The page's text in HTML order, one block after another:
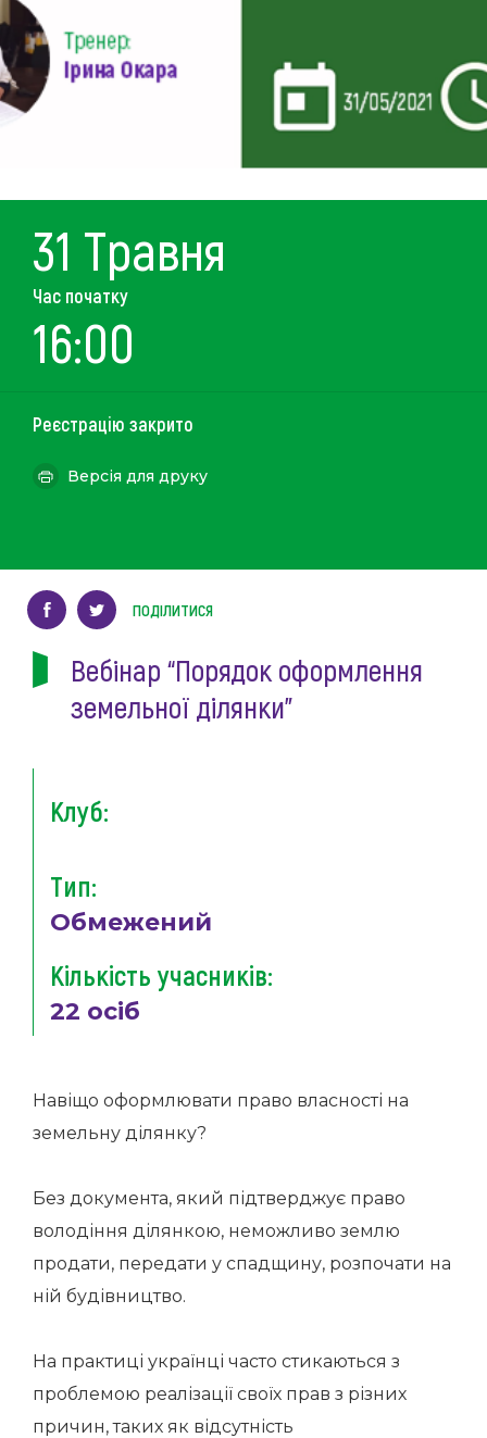
Вебінар “Порядок оформлення
земельної ділянки”
Клуб:
Тип:
Обмежений
Кількість учасників:
22 осіб
Навіщо оформлювати право власності на
земельну ділянку?
Без документа, який підтверджує право
володіння ділянкою, неможливо землю
продати, передати у спадщину, розпочати на
ній будівництво.
На практиці українці часто стикаються з
проблемою реалізації своїх прав з різних
причин, таких як відсутність
31 Травня
Час початку
16:00
Реєстрацію закрито
Версія для друку
ПОДІЛИТИСЯ